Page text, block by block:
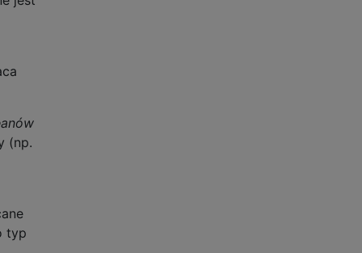
(np.
typ